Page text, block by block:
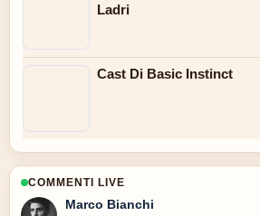
Ladri
Cast Di Basic Instinct
COMMENTI LIVE
Marco Bianchi